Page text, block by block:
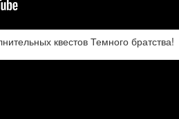
квестов Темного братства!